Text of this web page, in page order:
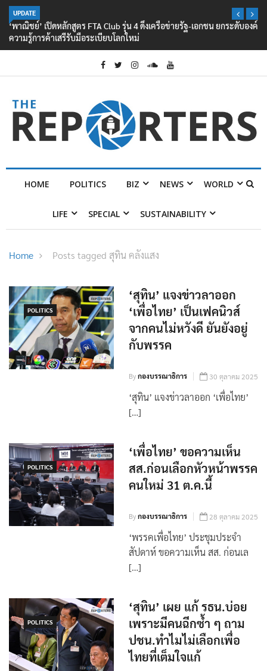
UPDATE
‘พาณิชย์’ เปิดหลักสูตร FTA Club รุ่น 4 ดึงเครือข่ายรัฐ-เอกชน ยกระดับองค์
ความรู้การค้าเสรีรับมือระเบียบโลกใหม่
HOME POLITICS BIZ NEWS WORLD
LIFE SPECIAL SUSTAINABILITY
Home Posts tagged สุทิน คลังแสง
POLITICS
‘สุทิน’ แจงข่าวลาออก
‘เพื่อไทย’ เป็นเฟคนิวส์
จากคนไม่หวังดี ยันยังอยู่
กับพรรค
Byกองบรรณาธิการ 30 ตุลาคม 2025
‘สุทิน’ แจงข่าวลาออก ‘เพื่อไทย’
[…]
POLITICS
‘เพื่อไทย’ ขอความเห็น
สส.ก่อนเลือกหัวหน้าพรรค
คนใหม่ 31 ต.ค.นี้
Byกองบรรณาธิการ 28 ตุลาคม 2025
‘พรรคเพื่อไทย’ ประชุมประจำ
สัปดาห์ ขอความเห็น สส. ก่อนเล
[…]
POLITICS
‘สุทิน’ เผย แก้ รธน.บ่อย
เพราะมีคนฉีกซ้ำ ๆ ถาม
ปชน.ทำไมไม่เลือกเพื่อ
ไทยที่เต็มใจแก้